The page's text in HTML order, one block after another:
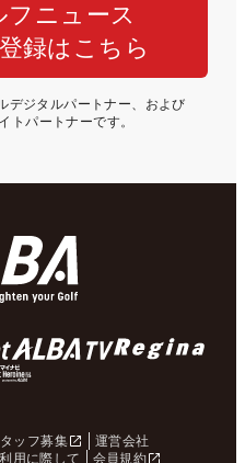
フニュース
録はこちら
デジタルパートナー、および
トパートナーです。
ッフ募集
運営会社
用に際して 会員規約